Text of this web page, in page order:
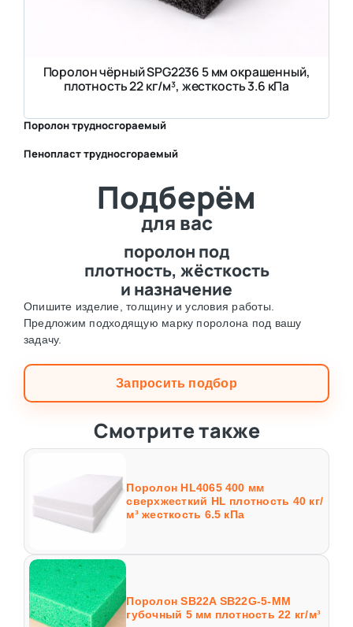
Поролон чёрный SPG2236 5 мм окрашенный,
плотность 22 кг/м³, жесткость 3.6 кПа
Поролон трудносгораемый
Пенопласт трудносгораемый
Подберём
для вас
поролон под
плотность, жёсткость
и назначение
Опишите изделие, толщину и условия работы.
Предложим подходящую марку поролона под вашу
задачу.
Запросить подбор
Смотрите также
Поролон HL4065 400 мм
сверхжесткий HL плотность 40 кг/
м³ жесткость 6.5 кПа
Поролон SB22A SB22G-5-MM
губочный 5 мм плотность 22 кг/м³